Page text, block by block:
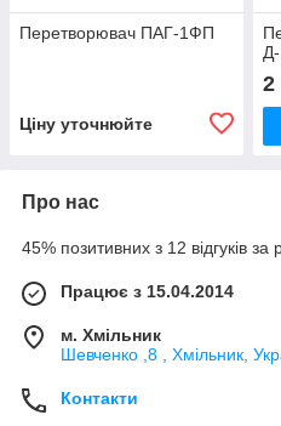
Перетворювач ПАГ-1ФП
Ціну уточнюйте
2
Про нас
45% позитивних з 12 відгуків за
Працює з 15.04.2014
м. Хмільник
Шевченко ,8 , Хмільник,
Контакти